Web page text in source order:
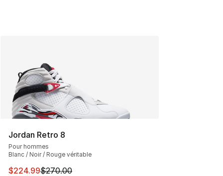
Jordan Retro 8
Pour hommes
Blanc / Noir / Rouge véritable
Cet article est en solde. Le prix est passé de $270.00 à
$224.99$270.00